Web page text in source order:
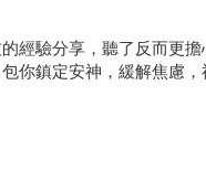
經驗分享，聽了反而更擔
你鎮定安神，緩解焦慮